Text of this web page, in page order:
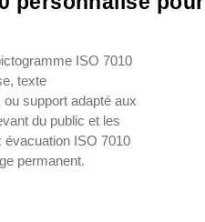
ISO 7010
texte
support adapté aux
du public et les
ISO 7010
permanent.